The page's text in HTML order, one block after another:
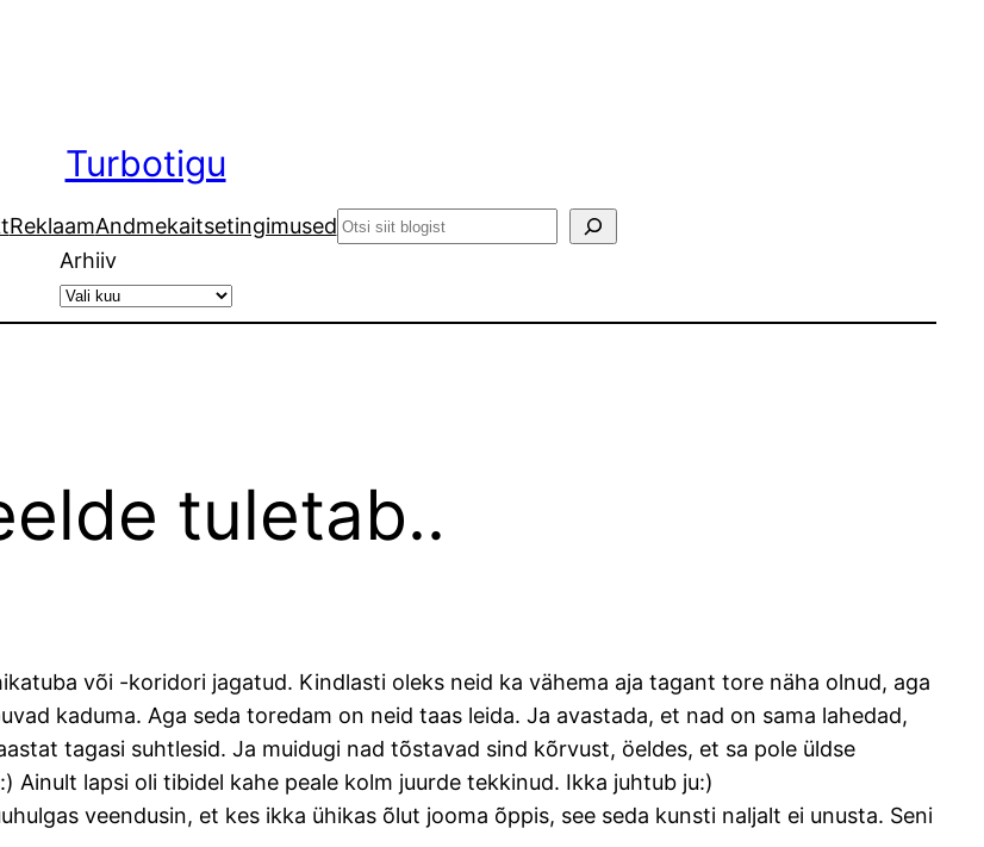
Turbotigu
ReklaamAndmekaitsetingimusedSearch
Arhiiv
tuletab..
või -koridori jagatud. Kindlasti oleks neid ka vähema aja tagant tore näha olnud, aga
kaduma. Aga seda toredam on neid taas leida. Ja avastada, et nad on sama lahedad,
tagasi suhtlesid. Ja muidugi nad tõstavad sind kõrvust, öeldes, et sa pole üldse
Ainult lapsi oli tibidel kahe peale kolm juurde tekkinud. Ikka juhtub ju:)
veendusin, et kes ikka ühikas õlut jooma õppis, see seda kunsti naljalt ei unusta. Seni